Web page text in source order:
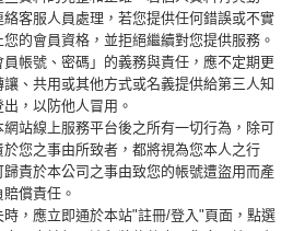
客服人員處理，若您提供任何錯誤或不實
的會員資格，並拒絕繼續對您提供服務。
帳號、密碼」的義務與責任，應不定期更
、共用或其他方式或名義提供給第三人知
，以防他人冒用。
站線上服務平台後之所有一切行為，除可
您之事由所致者，都將視為您本人之行
責於本公司之事由致您的帳號遭盜用而產
償責任。
，應立即通於本站"註冊/登入"頁面，點選